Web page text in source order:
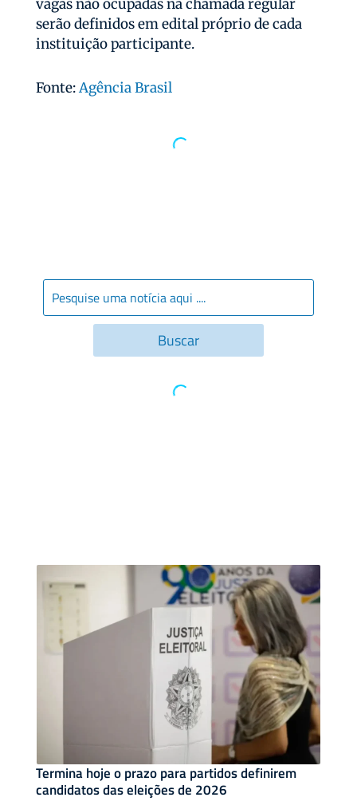
vagas não ocupadas na chamada regular
serão definidos em edital próprio de cada
instituição participante.
Fonte:Agência Brasil
Termina hoje o prazo para partidos definirem
candidatos das eleições de 2026